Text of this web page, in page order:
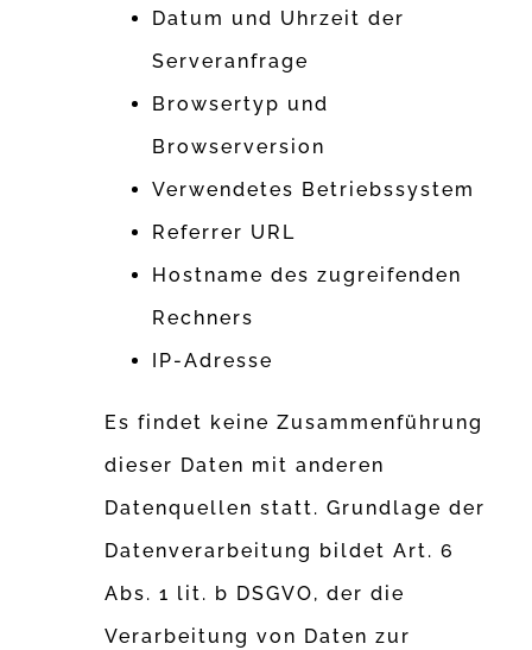
Datum und Uhrzeit der
Serveranfrage
Browsertyp und
Browserversion
Verwendetes Betriebssystem
Referrer URL
Hostname des zugreifenden
Rechners
IP-Adresse
Es findet keine Zusammenführung
dieser Daten mit anderen
Datenquellen statt. Grundlage der
Datenverarbeitung bildet Art. 6
Abs. 1 lit. b DSGVO, der die
Verarbeitung von Daten zur